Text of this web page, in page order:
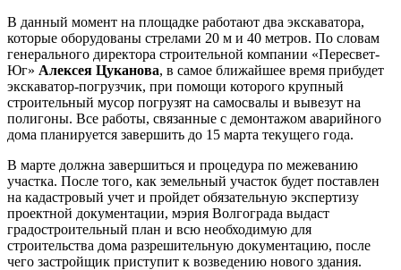
В данный момент на площадке работают два экскаватора,
которые оборудованы стрелами 20 м и 40 метров. По словам
генерального директора строительной компании «Пересвет-
Юг» Алексея Цуканова, в самое ближайшее время прибудет
экскаватор-погрузчик, при помощи которого крупный
строительный мусор погрузят на самосвалы и вывезут на
полигоны. Все работы, связанные с демонтажом аварийного
дома планируется завершить до 15 марта текущего года.
В марте должна завершиться и процедура по межеванию
участка. После того, как земельный участок будет поставлен
на кадастровый учет и пройдет обязательную экспертизу
проектной документации, мэрия Волгограда выдаст
градостроительный план и всю необходимую для
строительства дома разрешительную документацию, после
чего застройщик приступит к возведению нового здания.